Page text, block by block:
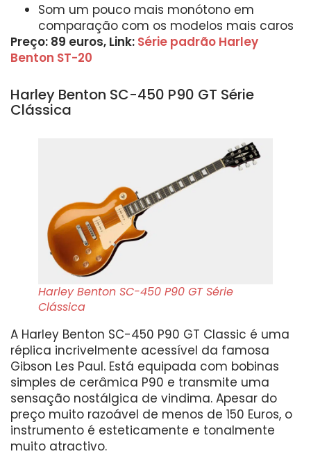
Som um pouco mais monótono em
comparação com os modelos mais caros
Preço: 89 euros, Link: Série padrão Harley
Benton ST-20
Harley Benton SC-450 P90 GT Série
Clássica
Harley Benton SC-450 P90 GT Série
Clássica
A Harley Benton SC-450 P90 GT Classic é uma
réplica incrivelmente acessível da famosa
Gibson Les Paul. Está equipada com bobinas
simples de cerâmica P90 e transmite uma
sensação nostálgica de vindima. Apesar do
preço muito razoável de menos de 150 Euros, o
instrumento é esteticamente e tonalmente
muito atractivo.